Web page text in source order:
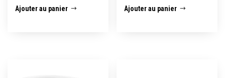
Ajouter au panier Ajouter au panier